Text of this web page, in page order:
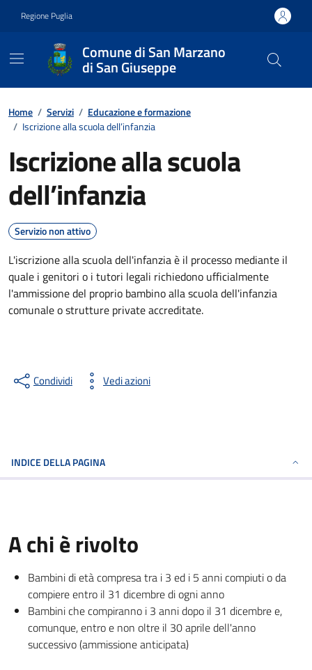
Regione Puglia
Comune di San Marzano
di San Giuseppe
Contenuti in evidenza
Home / Servizi / Educazione e formazione
/ Iscrizione alla scuola dell’infanzia
Iscrizione alla scuola
dell’infanzia
Servizio non attivo
L'iscrizione alla scuola dell'infanzia è il processo mediante il
quale i genitori o i tutori legali richiedono ufficialmente
l'ammissione del proprio bambino alla scuola dell'infanzia
comunale o strutture private accreditate.
Condividi Vedi azioni
INDICE DELLA PAGINA
A chi è rivolto
Bambini di età compresa tra i 3 ed i 5 anni compiuti o da
compiere entro il 31 dicembre di ogni anno
Bambini che compiranno i 3 anni dopo il 31 dicembre e,
comunque, entro e non oltre il 30 aprile dell'anno
successivo (ammissione anticipata)